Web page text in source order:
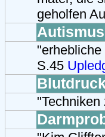
geholfen
Autismus
S.45